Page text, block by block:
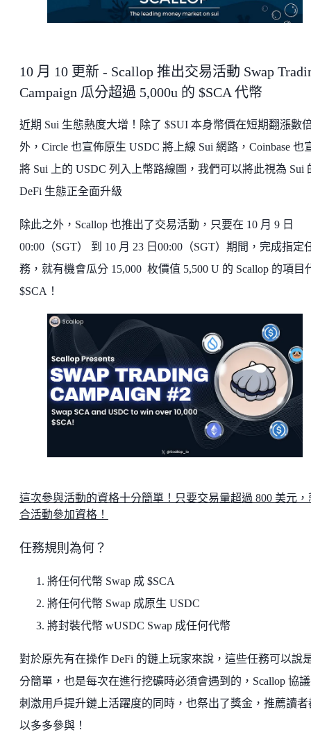
10 月 10 更新 - Scallop 推出交易活動 Swap
Campaign 瓜分超過 5,000u 的 $SCA 代幣
近期 Sui 生態熱度大增！除了 $SUI 本身幣價在短期翻漲數
外，Circle 也宣佈原生 USDC 將上線 Sui 網路，Coinbase 也
將 Sui 上的 USDC 列入上幣路線圖，我們可以將此視為 Sui
DeFi 生態正全面升級
除此之外，Scallop 也推出了交易活動，只要在 10 月 9 日
00:00（SGT） 到 10 月 23 日00:00（SGT）期間，完成指定
務，就有機會瓜分 15,000 枚價值 5,500 U 的 Scallop 的項目
$SCA！
這次參與活動的資格十分簡單！只要交易量超過 800 美元，
合活動參加資格！
任務規則為何？
將任何代幣 Swap 成 $SCA
將任何代幣 Swap 成原生 USDC
將封裝代幣 wUSDC Swap 成任何代幣
對於原先有在操作 DeFi 的鏈上玩家來說，這些任務可以說
分簡單，也是每次在進行挖礦時必須會遇到的，Scallop 協
刺激用戶提升鏈上活躍度的同時，也祭出了獎金，推薦讀者
以多多參與！